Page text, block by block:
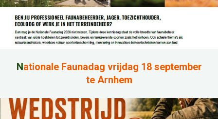
Nationale Faunadag vrijdag 18 september
te Arnhem